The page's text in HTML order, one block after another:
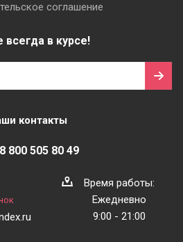
соглашение
всегда в курсе!
контакты
8 800 505 80 49
Время работы:
Ежедневно
9:00 - 21:00